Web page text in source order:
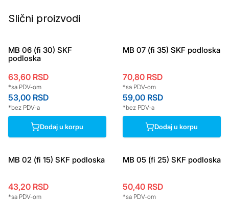
Slični proizvodi
MB 06 (fi 30) SKF
podloska
63,60 RSD
*sa PDV-om
53,00 RSD
*bez PDV-a
Dodaj u korpu
MB 07 (fi 35) SKF podloska
70,80 RSD
*sa PDV-om
59,00 RSD
*bez PDV-a
Dodaj u korpu
MB 02 (fi 15) SKF podloska
43,20 RSD
*sa PDV-om
MB 05 (fi 25) SKF podloska
50,40 RSD
*sa PDV-om